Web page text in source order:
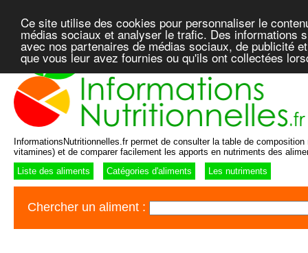
Ce site utilise des cookies pour personnaliser le
médias sociaux et analyser le trafic. Des informations
avec nos partenaires de médias sociaux, de publicité
que vous leur avez fournies ou qu'ils ont collectées
InformationsNutritionnelles.fr permet de consulter la table de
vitamines) et de comparer facilement les apports en nutriments des
Liste des aliments
Catégories d'aliments Les nutriments
Chercher un aliment :